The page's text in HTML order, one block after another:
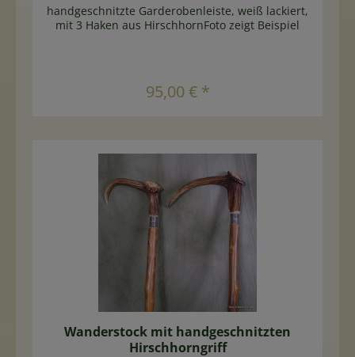
handgeschnitzte Garderobenleiste, weiß lackiert,
mit 3 Haken aus HirschhornFoto zeigt Beispiel
95,00 € *
In den Warenkorb
Wanderstock mit handgeschnitzten
Hirschhorngriff